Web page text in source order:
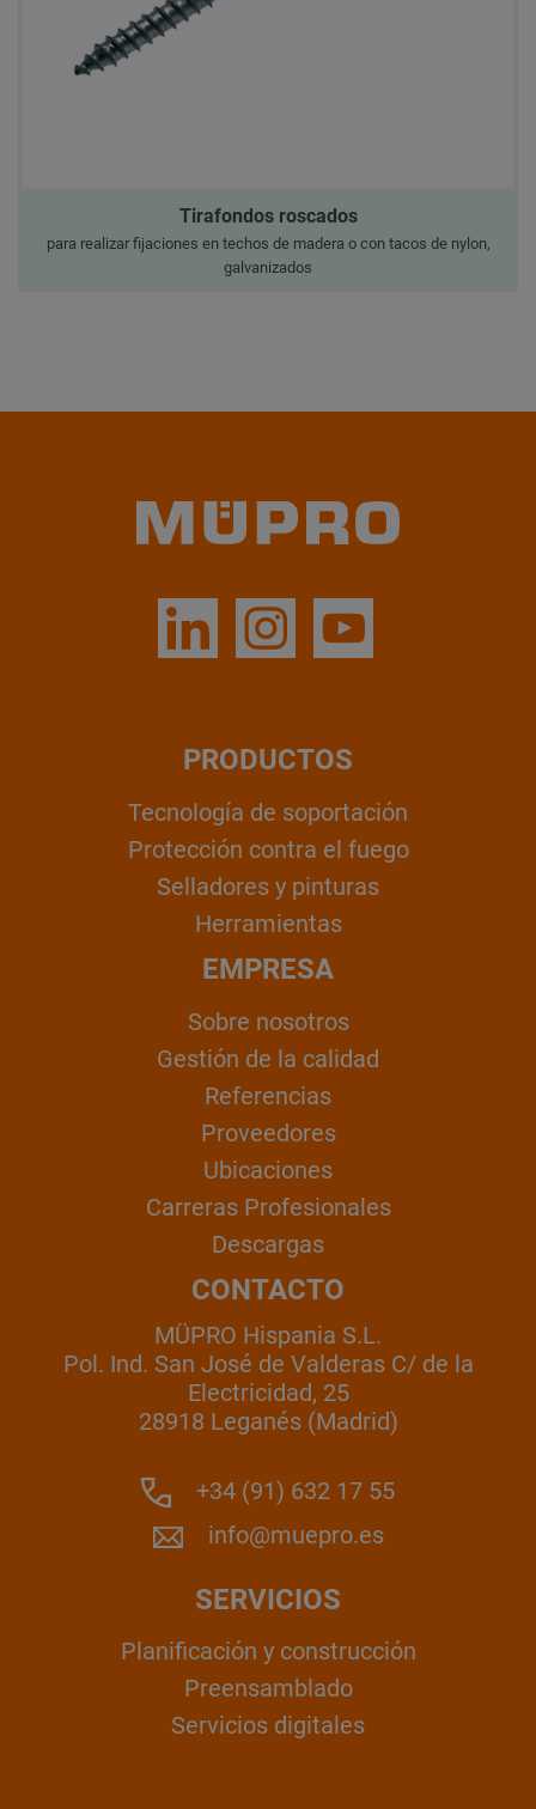
Tirafondos roscados
para realizar fijaciones en techos de madera o con tacos de nylon,
galvanizados
PRODUCTOS
Tecnología de soportación
Protección contra el fuego
Selladores y pinturas
Herramientas
EMPRESA
Sobre nosotros
Gestión de la calidad
Referencias
Proveedores
Ubicaciones
Carreras Profesionales
Descargas
CONTACTO
MÜPRO Hispania S.L.
Pol. Ind. San José de Valderas C/ de la
Electricidad, 25
28918 Leganés (Madrid)
+34 (91) 632 17 55
info@muepro.es
SERVICIOS
Planificación y construcción
Preensamblado
Servicios digitales